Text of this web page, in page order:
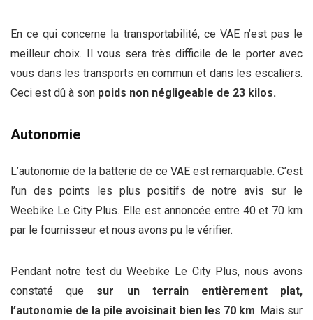
En ce qui concerne la transportabilité, ce VAE n’est pas le
meilleur choix. Il vous sera très difficile de le porter avec
vous dans les transports en commun et dans les escaliers.
Ceci est dû à son poids non négligeable de 23 kilos.
Autonomie
L’autonomie de la batterie de ce VAE est remarquable. C’est
l’un des points les plus positifs de notre avis sur le
Weebike Le City Plus. Elle est annoncée entre 40 et 70 km
par le fournisseur et nous avons pu le vérifier.
Pendant notre test du Weebike Le City Plus, nous avons
constaté que sur un terrain entièrement plat,
l’autonomie de la pile avoisinait bien les 70 km. Mais sur